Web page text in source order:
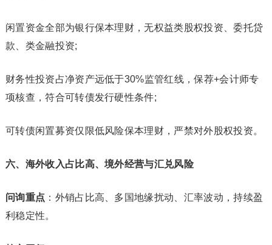
闲置资金全部为银行保本理财，无权益类股权投资、委托贷
款、类金融投资;
财务性投资占净资产远低于30%监管红线，保荐+会计师专
项核查，符合可转债发行硬性条件;
可转债闲置募资仅限低风险保本理财，严禁对外股权投资。
六、海外收入占比高、境外经营与汇兑风险
问询重点 ：外销占比高、多国地缘扰动、汇率波动，持续盈
利稳定性。